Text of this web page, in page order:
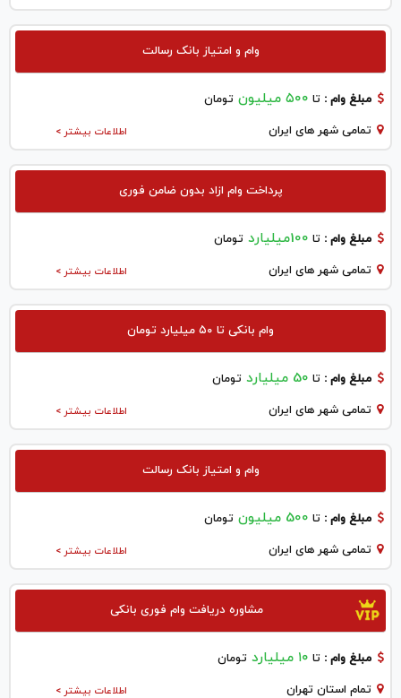
وام و امتیاز بانک رسالت
مبلغ وام : تا ۵۰۰ میلیون تومان
اطلاعات بیشتر > تمامی شهر های ایران
پرداخت وام ازاد بدون ضامن فوری
مبلغ وام : تا 100میلیارد تومان
اطلاعات بیشتر > تمامی شهر های ایران
وام بانکی تا ۵۰ میلیارد تومان
مبلغ وام : تا 50 میلیارد تومان
اطلاعات بیشتر > تمامی شهر های ایران
وام و امتیاز بانک رسالت
مبلغ وام : تا 500 میلیون تومان
اطلاعات بیشتر > تمامی شهر های ایران
مشاوره دریافت وام فوری بانکی
مبلغ وام : تا ۱۰ میلیارد تومان
اطلاعات بیشتر > تمام استان تهران